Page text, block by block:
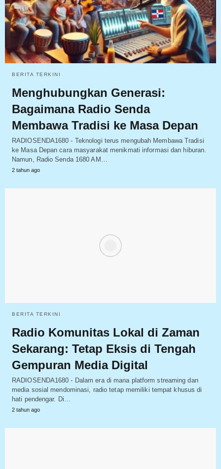
BERITA TERKINI
Menghubungkan Generasi:
Bagaimana Radio Senda
Membawa Tradisi ke Masa Depan
RADIOSENDA1680 - Teknologi terus mengubah Membawa Tradisi
ke Masa Depan cara masyarakat menikmati informasi dan hiburan.
Namun, Radio Senda 1680 AM…
2 tahun ago
BERITA TERKINI
Radio Komunitas Lokal di Zaman
Sekarang: Tetap Eksis di Tengah
Gempuran Media Digital
RADIOSENDA1680 - Dalam era di mana platform streaming dan
media sosial mendominasi, radio tetap memiliki tempat khusus di
hati pendengar. Di…
2 tahun ago